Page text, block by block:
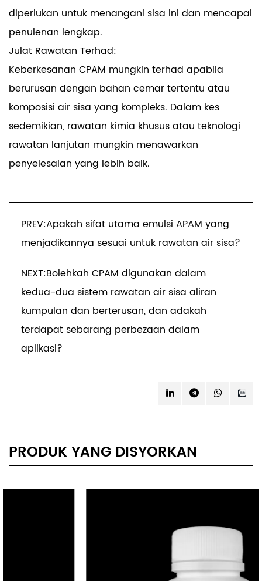
diperlukan untuk menangani sisa ini dan mencapai
penulenan lengkap.
Julat Rawatan Terhad:
Keberkesanan CPAM mungkin terhad apabila
berurusan dengan bahan cemar tertentu atau
komposisi air sisa yang kompleks. Dalam kes
sedemikian, rawatan kimia khusus atau teknologi
rawatan lanjutan mungkin menawarkan
penyelesaian yang lebih baik.
PREV:Apakah sifat utama emulsi APAM yang
menjadikannya sesuai untuk rawatan air sisa?
NEXT:Bolehkah CPAM digunakan dalam
kedua-dua sistem rawatan air sisa aliran
kumpulan dan berterusan, dan adakah
terdapat sebarang perbezaan dalam
aplikasi?
PRODUK YANG DISYORKAN